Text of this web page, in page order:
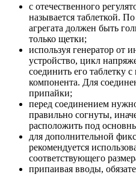
с отечественного
называется таблеткой.
агрегата должен быть
только щетки;
используя генератор от
устройство, цикл
соединить его таблетку
компонента. Для
припайки;
перед соединением
правильно согнуты,
расположить под
для дополнительной
рекомендуется
соответствующего
припаивая вводы,